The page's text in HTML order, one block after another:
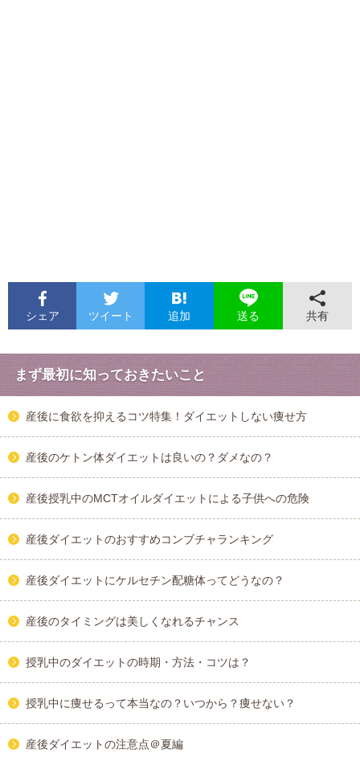
シェア ツイート 追加 送る 共有
まず最初に知っておきたいこと
産後に食欲を抑えるコツ特集！ダイエットしない痩せ方
産後のケトン体ダイエットは良いの？ダメなの？
産後授乳中のMCTオイルダイエットによる子供への危険
産後ダイエットのおすすめコンブチャランキング
産後ダイエットにケルセチン配糖体ってどうなの？
産後のタイミングは美しくなれるチャンス
授乳中のダイエットの時期・方法・コツは？
授乳中に痩せるって本当なの？いつから？痩せない？
産後ダイエットの注意点＠夏編